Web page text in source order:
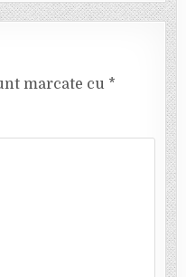
marcate cu *